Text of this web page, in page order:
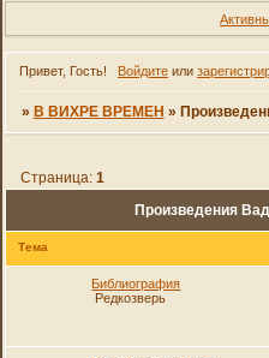
Привет, Гость! Войдитеили
» В ВИХРЕ ВРЕМЕН »
Произведения
Страница: 1
Тема
Библиография
Редкозверь